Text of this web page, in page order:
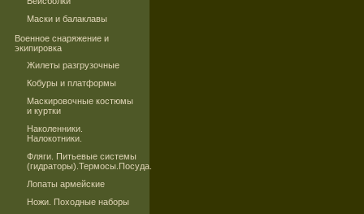
Маски и балаклавы
Военное снаряжение и
экипировка
Жилеты разгрузочные
Кобуры и платформы
Маскировочные костюмы
и куртки
Наколенники.
Налокотники.
Фляги. Питьевые системы
(гидраторы).Термосы.Посуда.
Лопаты армейские
Ножи. Походные наборы